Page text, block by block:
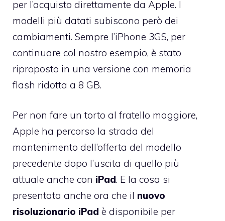
per l’acquisto direttamente da Apple. I
modelli più datati subiscono però dei
cambiamenti. Sempre l’iPhone 3GS, per
continuare col nostro esempio, è stato
riproposto in una versione con memoria
flash ridotta a 8 GB.
Per non fare un torto al fratello maggiore,
Apple ha percorso la strada del
mantenimento dell’offerta del modello
precedente dopo l’uscita di quello più
attuale anche con iPad. E la cosa si
presentata anche ora che il nuovo
risoluzionario iPad è disponibile per